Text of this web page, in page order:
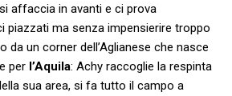
si affaccia in avanti e ci prova
piazzati ma senza impensierire troppo
da un corner dell’Aglianese che nasce
per l’Aquila: Achy raccoglie la respinta
sua area, si fa tutto il campo a